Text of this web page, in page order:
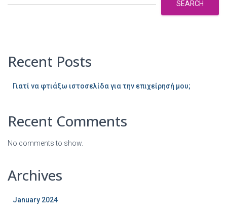
SEARCH
Recent Posts
Γιατί να φτιάξω ιστοσελίδα για την επιχείρησή μου;
Recent Comments
No comments to show.
Archives
January 2024